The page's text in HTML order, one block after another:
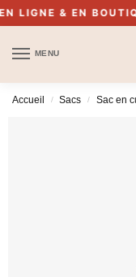
& EN BOUTIQUE
MENU
Accueil / Sacs / Sac en